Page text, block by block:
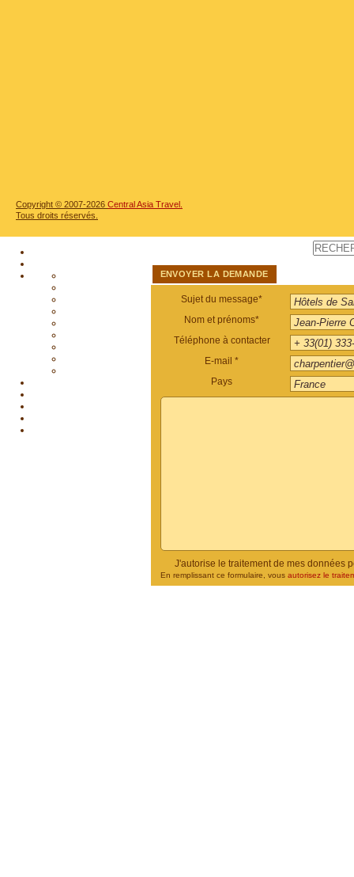
Copyright © 2007-2026 Central Asia Travel.
Tous droits réservés.
ENVOYER LA DEMANDE
Sujet du message*
Nom et prénoms*
Téléphone à contacter
E-mail *
Pays
J'autorise le traitement de mes données
En remplissant ce formulaire, vous autorisez le